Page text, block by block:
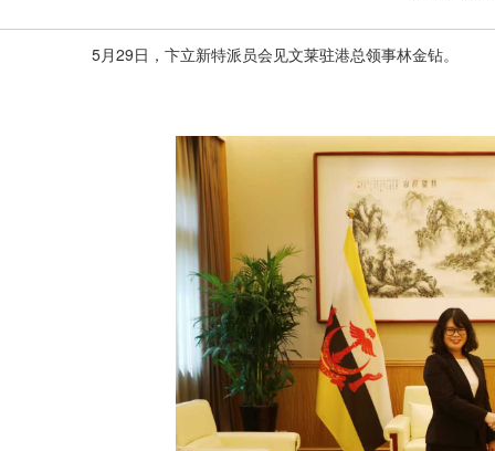
5月29日，卞立新特派员会见文莱驻港总领事林金钻。